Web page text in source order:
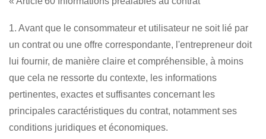
1. Avant que le consommateur et utilisateur ne soit lié par
un contrat ou une offre correspondante, l'entrepreneur doit
lui fournir, de manière claire et compréhensible, à moins
que cela ne ressorte du contexte, les informations
pertinentes, exactes et suffisantes concernant les
principales caractéristiques du contrat, notamment ses
conditions juridiques et économiques.